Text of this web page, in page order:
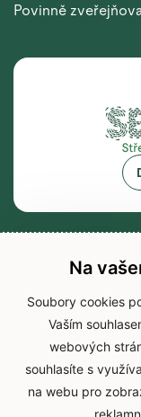
Povinně
Na
Soubory cookies
Vaším
webových
souhlasíte s
na webu pro